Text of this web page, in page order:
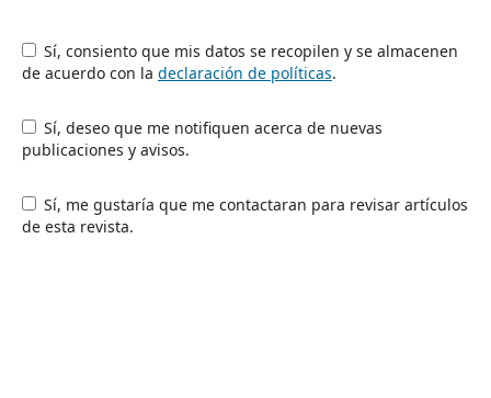
Sí, consiento que mis datos se recopilen y se almacenen
de acuerdo con la declaración de políticas.
Sí, deseo que me notifiquen acerca de nuevas
publicaciones y avisos.
Sí, me gustaría que me contactaran para revisar artículos
de esta revista.